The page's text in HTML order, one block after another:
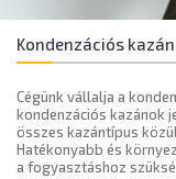
Kondenzációs
Cégünk vállalja a
kondenzációs kazánok
összes kazántípus
Hatékonyabb és
a fogyasztáshoz